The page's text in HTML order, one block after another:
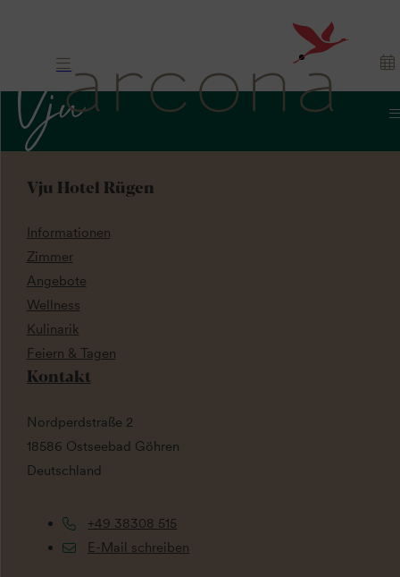
Vju Hotel Rügen
Informationen
Zimmer
Angebote
Wellness
Kulinarik
Feiern & Tagen
Kontakt
Nordperdstraße 2
18586 Ostseebad Göhren
Deutschland
+49 38308 515
E-Mail schreiben